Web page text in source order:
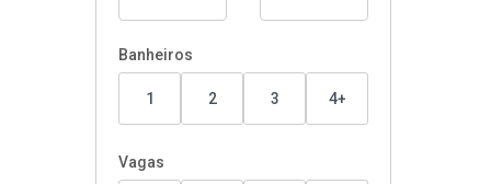
Banheiros
1 2 3 4+
Vagas